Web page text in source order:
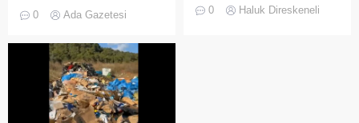
adayı olan İstanbul’un incisi
Adalar'da gürültü kirliliği
0 Ada Gazetesi
İstanbul’da deniz ulaşımı,
0 Haluk Direskeneli